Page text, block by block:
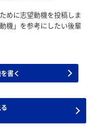
めに志望動機を投稿しま
機」を参考にしたい後輩
書く